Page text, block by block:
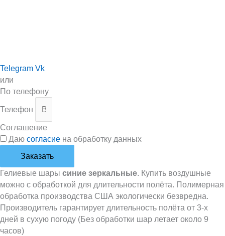
Telegram Vk
или
По телефону
Телефон
Соглашение
Даю согласие на обработку данных
Заказать
Гелиевые шары синие зеркальные. Купить воздушные
можно с обработкой для длительности полёта. Полимерная
обработка производства США экологически безвредна.
Производитель гарантирует длительность полёта от 3-х
дней в сухую погоду (Без обработки шар летает около 9
часов)